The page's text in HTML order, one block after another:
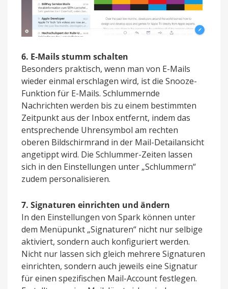
6. E-Mails stumm schalten
Besonders praktisch, wenn man von E-Mails
wieder einmal erschlagen wird, ist die Snooze-
Funktion für E-Mails. Schlummernde
Nachrichten werden bis zu einem bestimmten
Zeitpunkt aus der Inbox entfernt, indem das
entsprechende Uhrensymbol am rechten
oberen Bildschirmrand in der Mail-Detailansicht
angetippt wird. Die Schlummer-Zeiten lassen
sich in den Einstellungen unter „Schlummern“
zudem personalisieren.
7. Signaturen einrichten und ändern
In den Einstellungen von Spark können unter
dem Menüpunkt „Signaturen“ nicht nur selbige
aktiviert, sondern auch konfiguriert werden.
Nicht nur lassen sich gleich mehrere Signaturen
einrichten, sondern auch jeweils eine Signatur
für einen spezifischen Mail-Account festlegen.